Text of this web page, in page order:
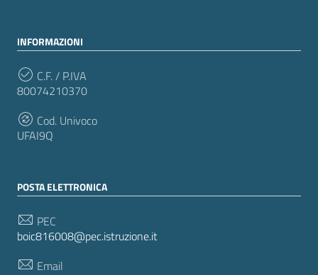
INFORMAZIONI
C.F. / P.IVA
80074210370
Cod. Univoco
UFAI9Q
POSTA ELETTRONICA
PEC
boic816008@pec.istruzione.it
Email